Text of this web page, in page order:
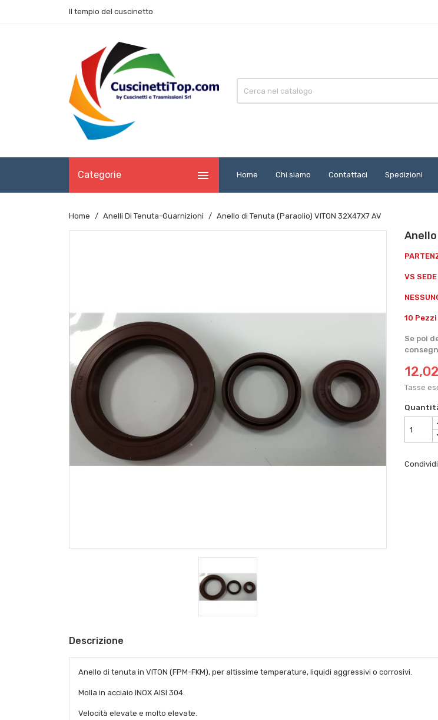
Il tempio del cuscinetto
Categorie  Home Chi siamo Contattaci Spedizioni
Home Anelli Di Tenuta-Guarnizioni Anello di Tenuta (Paraolio) VITON 32X47X7 AV
VS
10
Se poi
Tasse
Condividi
Descrizione
Anello di tenuta in VITON (FPM-FKM), per altissime temperature, liquidi aggressivi o corrosivi.
Molla in acciaio INOX AISI 304.
Velocità elevate e molto elevate.